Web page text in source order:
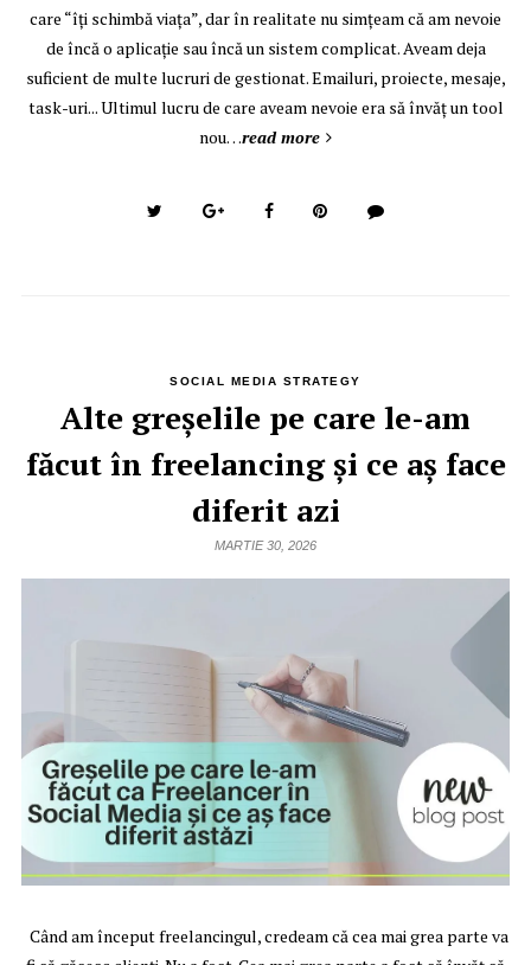
care “îți schimbă viața”, dar în realitate nu simțeam că am nevoie
de încă o aplicație sau încă un sistem complicat. Aveam deja
suficient de multe lucruri de gestionat. Emailuri, proiecte, mesaje,
task-uri... Ultimul lucru de care aveam nevoie era să învăț un tool
nou…read more
SOCIAL MEDIA STRATEGY
Alte greșelile pe care le-am
făcut în freelancing și ce aș face
diferit azi
MARTIE 30, 2026
Când am început freelancingul, credeam că cea mai grea parte va